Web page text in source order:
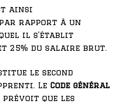
ainsi
rapport à un
il s’établit
25% du salaire brut.
le second
Le Code général
que les